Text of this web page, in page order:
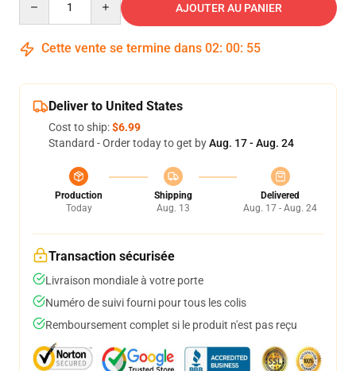
AJOUTER AU PANIER
Cette vente se termine dans 02: 00: 54
Deliver to United States
Cost to ship:$6.99
Standard - Order today to get byAug. 17 - Aug. 24
Production
Today
Shipping
Aug. 13
Delivered
Aug. 17 - Aug. 24
Transaction sécurisée
Livraison mondiale à votre porte
Numéro de suivi fourni pour tous les colis
Remboursement complet si le produit n'est pas reçu